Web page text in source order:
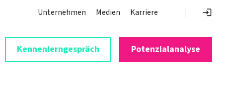
Navigation überspringen
Unternehmen Medien Karriere
|
Kennenlerngespräch Potenzialanalyse